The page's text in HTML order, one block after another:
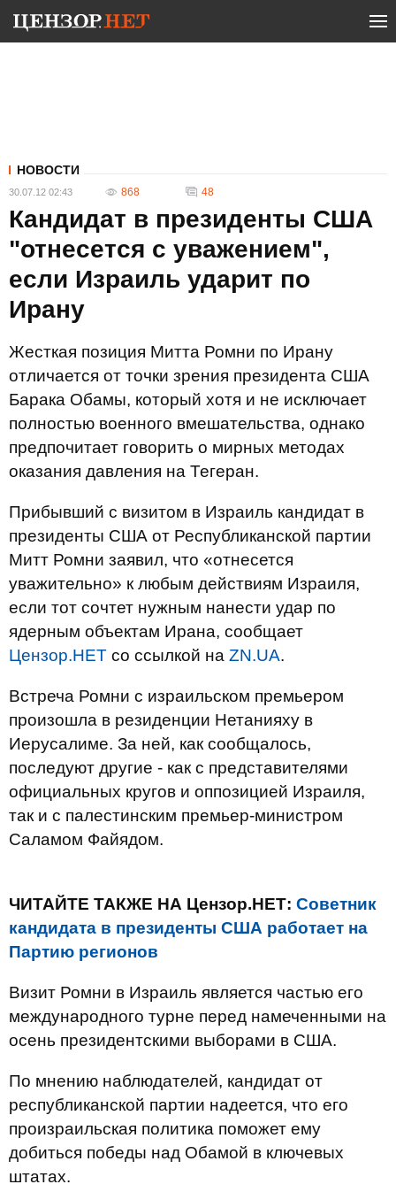
НОВОСТИ
30.07.12 02:43 868 48
Кандидат в президенты США
"отнесется с уважением",
если Израиль ударит по
Ирану
Жесткая позиция Митта Ромни по Ирану
отличается от точки зрения президента США
Барака Обамы, который хотя и не исключает
полностью военного вмешательства, однако
предпочитает говорить о мирных методах
оказания давления на Тегеран.
Прибывший с визитом в Израиль кандидат в
президенты США от Республиканской партии
Митт Ромни заявил, что «отнесется
уважительно» к любым действиям Израиля,
если тот сочтет нужным нанести удар по
ядерным объектам Ирана, сообщает
Цензор.НЕТ со ссылкой на ZN.UA.
Встреча Ромни с израильском премьером
произошла в резиденции Нетанияху в
Иерусалиме. За ней, как сообщалось,
последуют другие - как с представителями
официальных кругов и оппозицией Израиля,
так и с палестинским премьер-министром
Саламом Файядом.
ЧИТАЙТЕ ТАКЖЕ НА Цензор.НЕТ: Советник
кандидата в президенты США работает на
Партию регионов
Визит Ромни в Израиль является частью его
международного турне перед намеченными на
осень президентскими выборами в США.
По мнению наблюдателей, кандидат от
республиканской партии надеется, что его
произраильская политика поможет ему
добиться победы над Обамой в ключевых
штатах.